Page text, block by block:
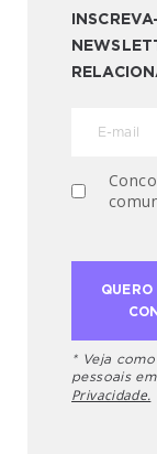
* Veja
pessoais
Privacidade.